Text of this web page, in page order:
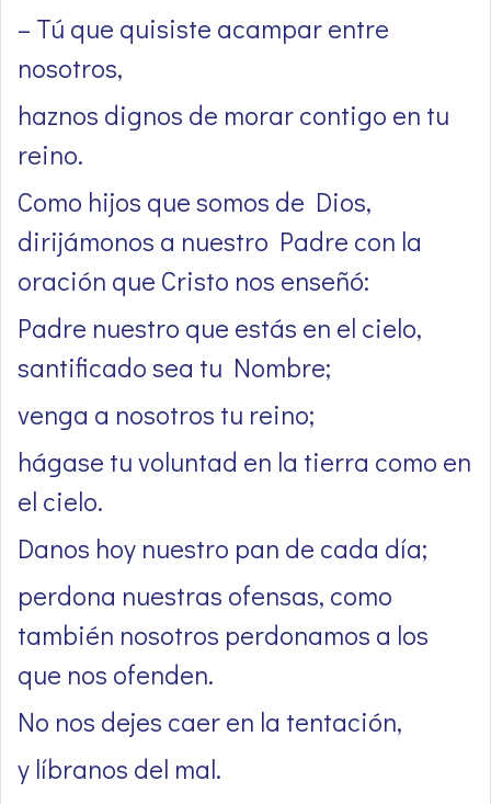
– Tú que quisiste acampar entre
nosotros,
haznos dignos de morar contigo en tu
reino.
Como hijos que somos de Dios,
dirijámonos a nuestro Padre con la
oración que Cristo nos enseñó:
Padre nuestro que estás en el cielo,
santificado sea tu Nombre;
venga a nosotros tu reino;
hágase tu voluntad en la tierra como en
el cielo.
Danos hoy nuestro pan de cada día;
perdona nuestras ofensas, como
también nosotros perdonamos a los
que nos ofenden.
No nos dejes caer en la tentación,
y líbranos del mal.